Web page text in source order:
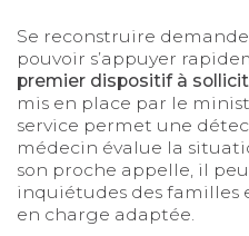
Se reconstruire
pouvoir s’appuyer
premier dispositif à
mis en place par le
service permet une
médecin évalue la
son proche appelle, il
inquiétudes des familles
en charge adaptée.